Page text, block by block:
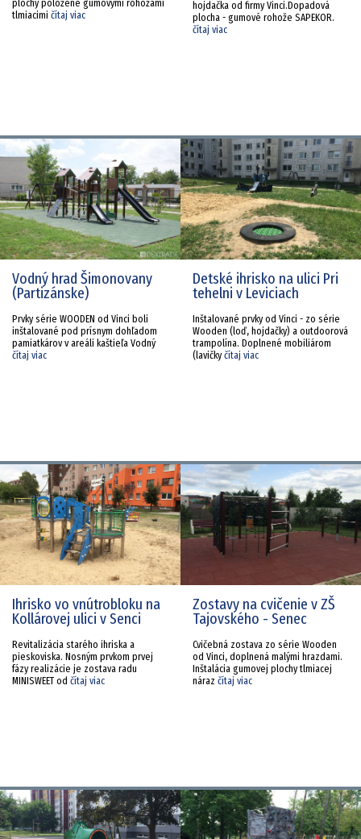
plochy položené gumovými rohožami
tlmiacimi čítaj viac
hojdačka od firmy Vinci.Dopadová
plocha - gumové rohože SAPEKOR.
čítaj viac
Vodný hrad Šimonovany
(Partizánske)
Prvky série WOODEN od Vinci boli
inštalované pod prísnym dohľadom
pamiatkárov v areáli kaštieľa Vodný
čítaj viac
Detské ihrisko na ulici Pri
tehelni v Leviciach
Inštalované prvky od Vinci - zo série
Wooden (loď, hojdačky) a outdoorová
trampolína. Doplnené mobiliárom
(lavičky čítaj viac
Ihrisko vo vnútrobloku na
Kollárovej ulici v Senci
Revitalizácia starého ihriska a
pieskoviska. Nosným prvkom prvej
fázy realizácie je zostava radu
MINISWEET od čítaj viac
Zostavy na cvičenie v ZŠ
Tajovského - Senec
Cvičebná zostava zo série Wooden
od Vinci, doplnená malými hrazdami.
Inštalácia gumovej plochy tlmiacej
náraz čítaj viac